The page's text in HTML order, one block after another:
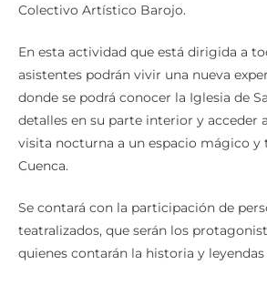
Colectivo Artístico Barojo.
En esta actividad que está dirigida a
asistentes podrán vivir una nueva
donde se podrá conocer la Iglesia de
detalles en su parte interior y acceder
visita nocturna a un espacio mágico y
Cuenca.
Se contará con la participación de
teatralizados, que serán los
quienes contarán la historia y